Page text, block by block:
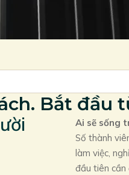
Bắt đầu
Ai sẽ sống
Số thành
làm việc,
đầu tiên cần